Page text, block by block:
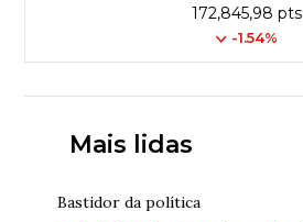
172,845,98 pts
-1.54%
Mais lidas
Bastidor da política